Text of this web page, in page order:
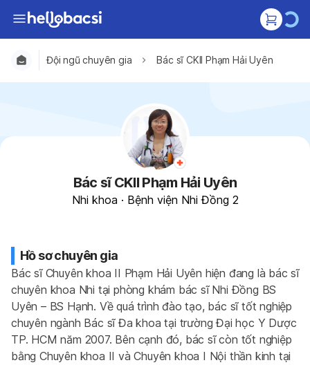
Đội ngũ chuyên gia Bác sĩ CKII Phạm Hải Uyên
Bác sĩ CKII Phạm Hải Uyên
Nhi khoa · Bệnh viện Nhi Đồng 2
Hồ sơ chuyên gia
Bác sĩ Chuyên khoa II Phạm Hải Uyên hiện đang là bác sĩ
chuyên khoa Nhi tại phòng khám bác sĩ Nhi Đồng BS
Uyên – BS Hạnh. Về quá trình đào tạo, bác sĩ tốt nghiệp
chuyên ngành Bác sĩ Đa khoa tại trường Đại học Y Dược
TP. HCM năm 2007. Bên cạnh đó, bác sĩ còn tốt nghiệp
bằng Chuyên khoa II và Chuyên khoa I Nội thần kinh tại